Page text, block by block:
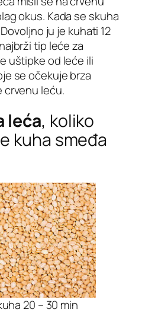
okus. Kada se skuha
ju je kuhati 12
tip leće za
uštipke od leće ili
se očekuje brza
crvenu leću.
leća, koliko
kuha smeđa
20 – 30 min